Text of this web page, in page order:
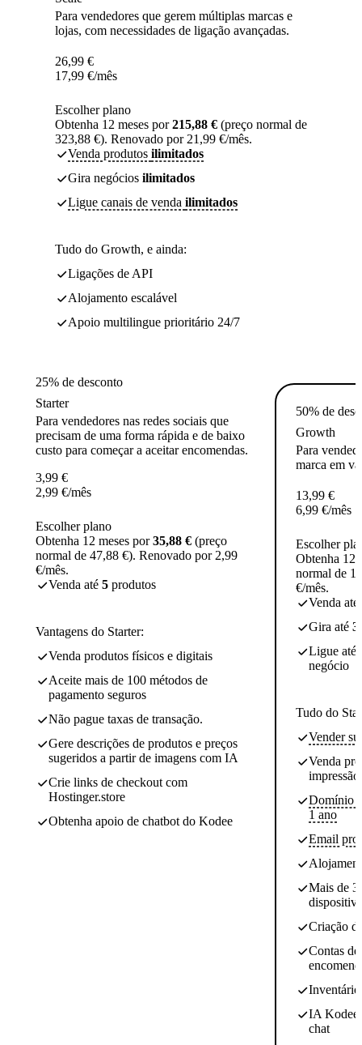
Para vendedores que gerem múltiplas marcas e
lojas, com necessidades de ligação avançadas.
26,99 €
17,99 €/mês
Escolher plano
Obtenha 12 meses por215,88 € (preço normal de
323,88 €). Renovado por 21,99 €/mês.
Venda produtos ilimitados
Gira negócios ilimitados
Ligue canais de venda ilimitados
Tudo do Growth, e ainda:
Ligações de API
Alojamento escalável
Apoio multilingue prioritário 24/7
25% de desconto
Starter
Para vendedores nas redes sociais que
precisam de uma forma rápida e de baixo
custo para começar a aceitar encomendas.
3,99 €
2,99 €/mês
Escolher plano
Obtenha 12 meses por35,88 € (preço
normal de 47,88 €). Renovado por 2,99
€/mês.
Venda até 5 produtos
Vantagens do Starter:
Venda produtos físicos e digitais
Aceite mais de 100 métodos de
pagamento seguros
Não pague taxas de transação.
Gere descrições de produtos e preços
sugeridos a partir de imagens com IA
Crie links de checkout com
Hostinger.store
Obtenha apoio de chatbot do Kodee
50% de
Growth
Para
marca em
13,99 €
6,99 €/mês
Escolher
Obtenha 12
normal de
€/mês.
Venda até
Gira até 3
Ligue até
negócio
Tudo do
Vender
Venda
Domínio
1 ano
Email
Mais de
Criação
Contas
IA Kodee
chat